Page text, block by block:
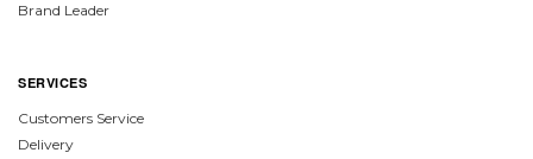
Brand Leader
SERVICES
Customers Service
Delivery